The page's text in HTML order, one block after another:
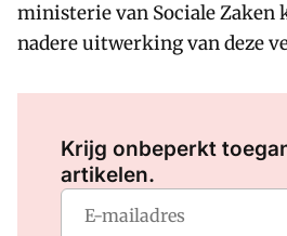
ministerie van Sociale Zaken
nadere uitwerking van deze
Krijg onbeperkt
artikelen.